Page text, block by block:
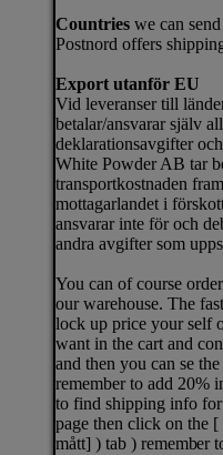
Countries we can
Postnord offers
Export utanför EU
Vid leveranser till
betalar/ansvarar själv
deklarationsavgifter
White Powder AB tar
transportkostnaden
mottagarlandet i
ansvarar inte för och
andra avgifter som
You can of course
our warehouse. The
lock up price your self
want in the cart and
and then you can se
remember to add 20%
to find shipping info
page then click on the
mått] ) tab ) remember